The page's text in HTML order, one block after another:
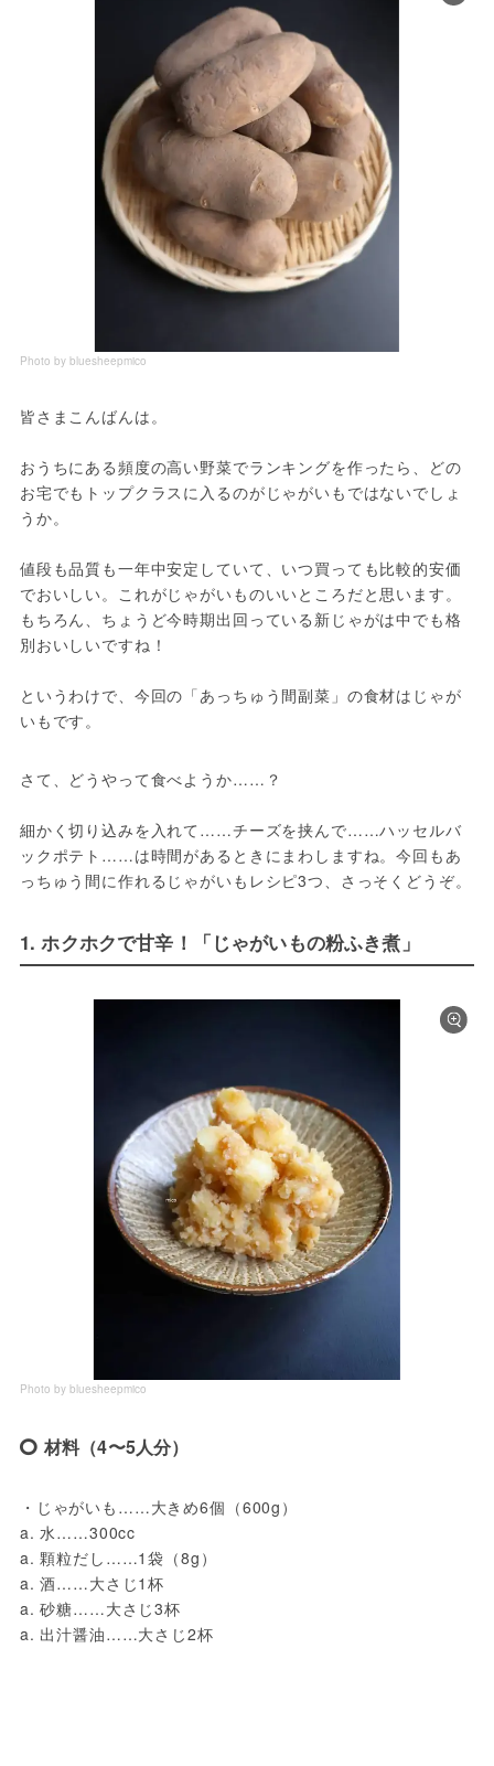
Photo by bluesheepmico
皆さまこんばんは。
おうちにある頻度の高い野菜でランキングを作ったら、どの
お宅でもトップクラスに入るのがじゃがいもではないでしょ
うか。
値段も品質も一年中安定していて、いつ買っても比較的安価
でおいしい。これがじゃがいものいいところだと思います。
もちろん、ちょうど今時期出回っている新じゃがは中でも格
別おいしいですね！
というわけで、今回の「あっちゅう間副菜」の食材はじゃが
いもです。
さて、どうやって食べようか……？
細かく切り込みを入れて……チーズを挟んで……ハッセルバ
ックポテト……は時間があるときにまわしますね。今回もあ
っちゅう間に作れるじゃがいもレシピ3つ、さっそくどうぞ。
1. ホクホクで甘辛！「じゃがいもの粉ふき煮」
Photo by bluesheepmico
材料（4〜5人分）
・じゃがいも……大きめ6個（600g）
a. 水……300cc
a. 顆粒だし……1袋（8g）
a. 酒……大さじ1杯
a. 砂糖……大さじ3杯
a. 出汁醤油……大さじ2杯